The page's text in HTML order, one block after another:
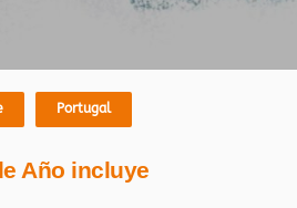
Portugal
Año incluye